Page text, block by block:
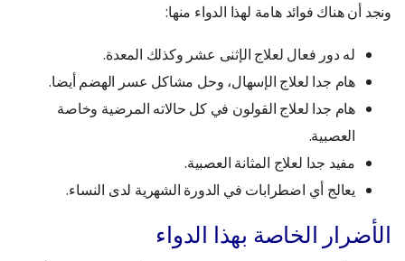
ونجد أن هناك فوائد هامة لهذا الدواء منها:
له دور فعال لعلاج الإثنى عشر وكذلك المعدة.
هام جدا لعلاج الإسهال، وحل مشاكل عسر الهضم أيضا.
هام جدا لعلاج القولون في كل حالاته المرضية وخاصة
العصبية.
مفيد جدا لعلاج المثانة العصبية.
يعالج أي اضطرابات في الدورة الشهرية لدى النساء.
الأضرار الخاصة بهذا الدواء